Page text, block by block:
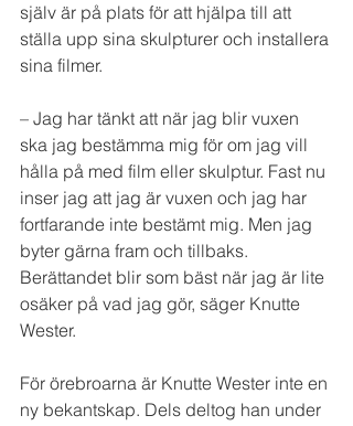
själv är på plats för att hjälpa till att
ställa upp sina skulpturer och installera
sina filmer.
– Jag har tänkt att när jag blir vuxen
ska jag bestämma mig för om jag vill
hålla på med film eller skulptur. Fast nu
inser jag att jag är vuxen och jag har
fortfarande inte bestämt mig. Men jag
byter gärna fram och tillbaks.
Berättandet blir som bäst när jag är lite
osäker på vad jag gör, säger Knutte
Wester.
För örebroarna är Knutte Wester inte en
ny bekantskap. Dels deltog han under